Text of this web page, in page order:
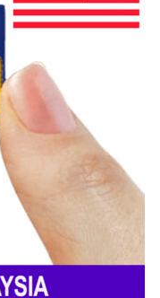
di động lớn
với vùng phủ
như
Escuintla,
vực núi cao,
vụ ổn định,
cước linh
phương, khách
cao tốc độ
hợp người